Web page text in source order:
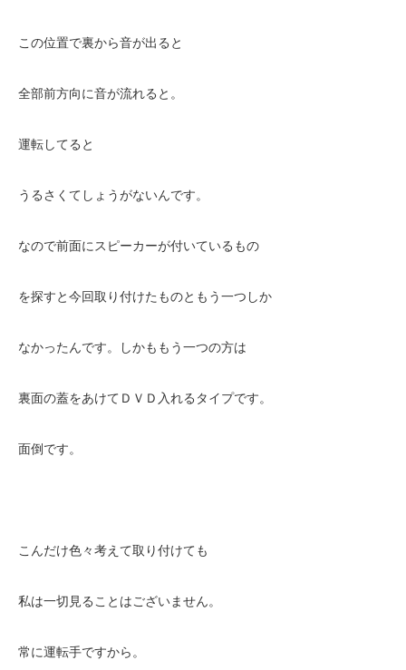
この位置で裏から音が出ると
全部前方向に音が流れると。
運転してると
うるさくてしょうがないんです。
なので前面にスピーカーが付いているもの
を探すと今回取り付けたものともう一つしか
なかったんです。しかももう一つの方は
裏面の蓋をあけてＤＶＤ入れるタイプです。
面倒です。
こんだけ色々考えて取り付けても
私は一切見ることはございません。
常に運転手ですから。